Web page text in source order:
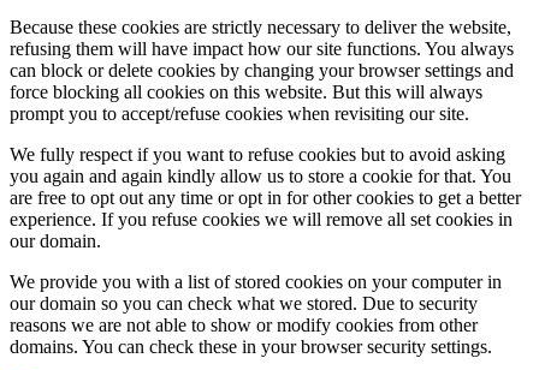
Because these cookies are strictly necessary to deliver the website,
refusing them will have impact how our site functions. You always
can block or delete cookies by changing your browser settings and
force blocking all cookies on this website. But this will always
prompt you to accept/refuse cookies when revisiting our site.
We fully respect if you want to refuse cookies but to avoid asking
you again and again kindly allow us to store a cookie for that. You
are free to opt out any time or opt in for other cookies to get a better
experience. If you refuse cookies we will remove all set cookies in
our domain.
We provide you with a list of stored cookies on your computer in
our domain so you can check what we stored. Due to security
reasons we are not able to show or modify cookies from other
domains. You can check these in your browser security settings.